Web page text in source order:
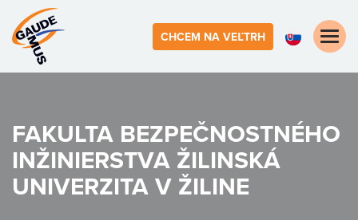
CHCEM NA VEĽTRH
Toggle
FAKULTA BEZPEČNOSTNÉHO
INŽINIERSTVA ŽILINSKÁ
UNIVERZITA V ŽILINE